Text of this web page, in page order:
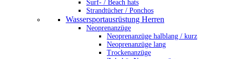
Surf- / Beach hats
Strandtücher / Ponchos
Wassersportausrüstung Herren
Neoprenanzüge
Neoprenanzüge halblang / kurz
Neoprenanzüge lang
Trockenanzüge